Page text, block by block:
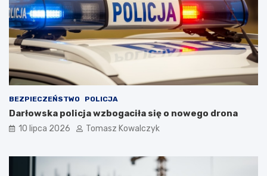
BEZPIECZEŃSTWO POLICJA
Darłowska policja wzbogaciła się o nowego drona
10 lipca 2026 Tomasz Kowalczyk